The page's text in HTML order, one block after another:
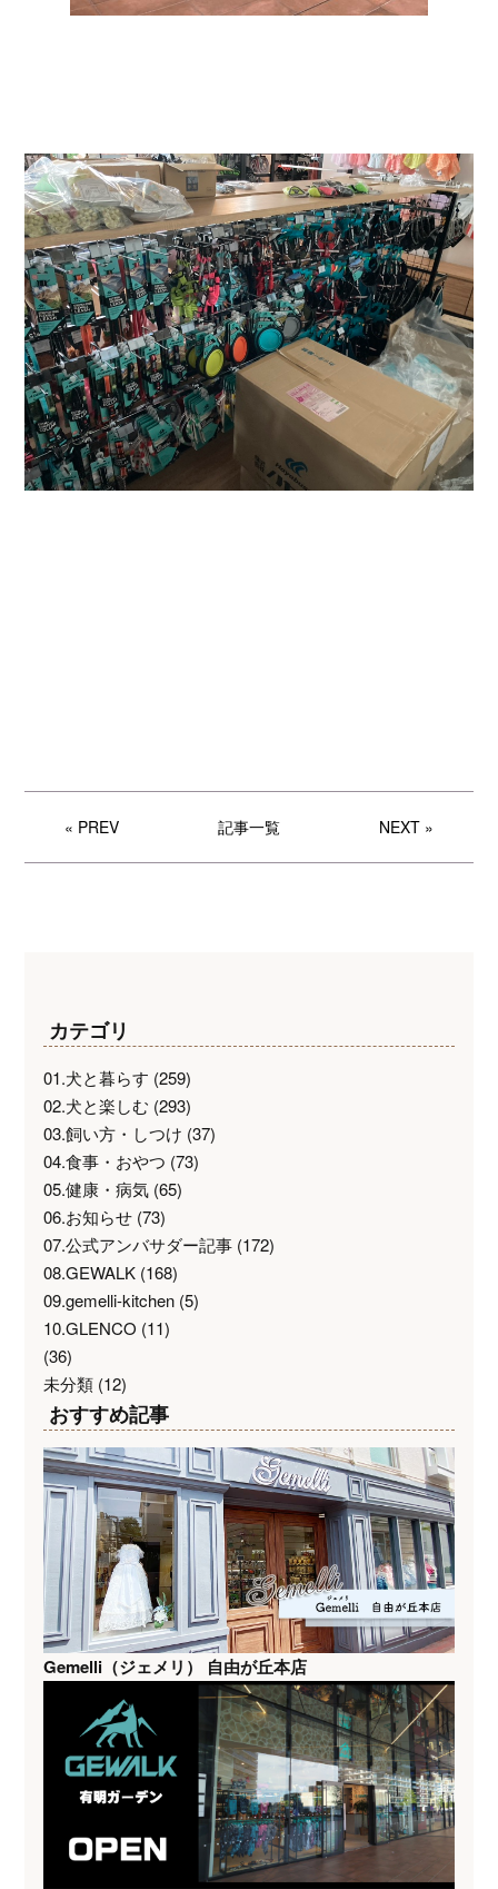
« PREV 記事一覧 NEXT »
カテゴリ
01.犬と暮らす (259)
02.犬と楽しむ (293)
03.飼い方・しつけ (37)
04.食事・おやつ (73)
05.健康・病気(65)
06.お知らせ(73)
07.公式アンバサダー記事(172)
08.GEWALK(168)
09.gemelli-kitchen(5)
10.GLENCO (11)
(36)
未分類(12)
おすすめ記事
Gemelli（ジェメリ） 自由が丘本店